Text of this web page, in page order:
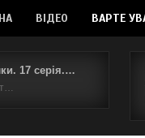
ВІДЕО ВАРТЕ
17 серія.…